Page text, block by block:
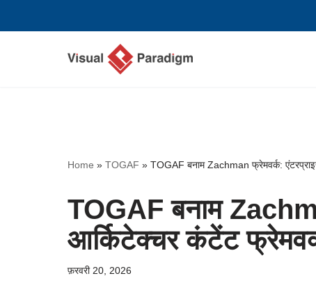
Home » TOGAF » TOGAF बनाम Zachman फ्रेमवर्क:
TOGAF बनाम
आर्किटेक्चर कंटेंट
फ़रवरी 20, 2026